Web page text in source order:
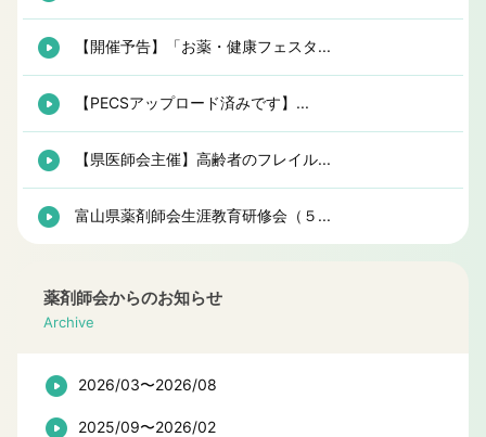
【開催予告】「お薬・健康フェスタ...
【PECSアップロード済みです】...
【県医師会主催】高齢者のフレイル...
富山県薬剤師会生涯教育研修会（５...
薬剤師会からのお知らせ
Archive
2026/03〜2026/08
2025/09〜2026/02